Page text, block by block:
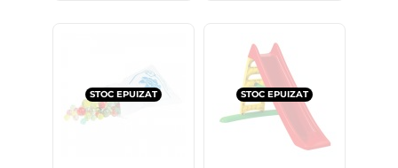
STOC EPUIZAT STOC EPUIZAT